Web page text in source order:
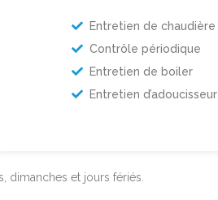
Entretien de chaudière
Contrôle périodique
Entretien de boiler
Entretien d’adoucisseur
dimanches et jours fériés.